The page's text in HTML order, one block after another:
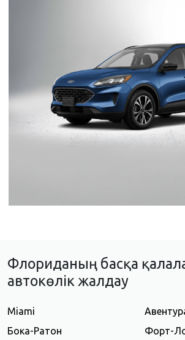
Флориданың басқа
автокөлік жалдау
Miami
Бока-Ратон
Форт-